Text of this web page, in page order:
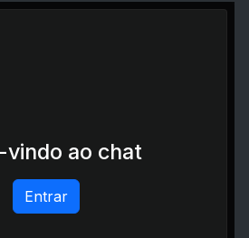
vindo ao chat
Entrar